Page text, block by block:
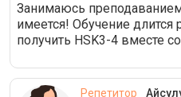
Занимаюсь
имеется! Обучение
получить HSK3-4 вместе
Репетитор